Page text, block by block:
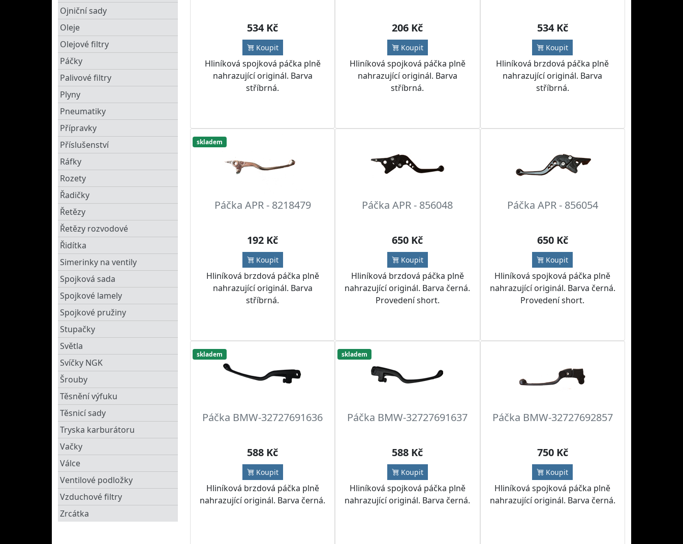
Ojniční sady
Oleje
Olejové filtry
Páčky
Palivové filtry
Plyny
Pneumatiky
Přípravky
Příslušenství
Ráfky
Rozety
Řadičky
Řetězy
Řetězy rozvodové
Řidítka
Simerinky na ventily
Spojková sada
Spojkové lamely
Spojkové pružiny
Stupačky
Světla
Svíčky NGK
Šrouby
Těsnění výfuku
Těsnicí sady
Tryska karburátoru
Vačky
Válce
Ventilové podložky
Vzduchové filtry
Zrcátka
534 Kč
Koupit
Hliníková spojková páčka plně
nahrazující originál. Barva
stříbrná.
206 Kč
Koupit
Hliníková spojková páčka plně
nahrazující originál. Barva
stříbrná.
534 Kč
Koupit
Hliníková brzdová páčka plně
nahrazující originál. Barva
stříbrná.
skladem
Páčka APR - 8218479
192 Kč
Koupit
Hliníková brzdová páčka plně
nahrazující originál. Barva
stříbrná.
Páčka APR - 856048
650 Kč
Koupit
Hliníková brzdová páčka plně
nahrazující originál. Barva černá.
Provedení short.
Páčka APR - 856054
650 Kč
Koupit
Hliníková spojková páčka plně
nahrazující originál. Barva černá.
Provedení short.
skladem
Páčka BMW-32727691636
588 Kč
Koupit
Hliníková brzdová páčka plně
nahrazující originál. Barva černá.
skladem
Páčka BMW-32727691637
588 Kč
Koupit
Hliníková spojková páčka plně
nahrazující originál. Barva černá.
Páčka BMW-32727692857
750 Kč
Koupit
Hliníková spojková páčka plně
nahrazující originál. Barva černá.